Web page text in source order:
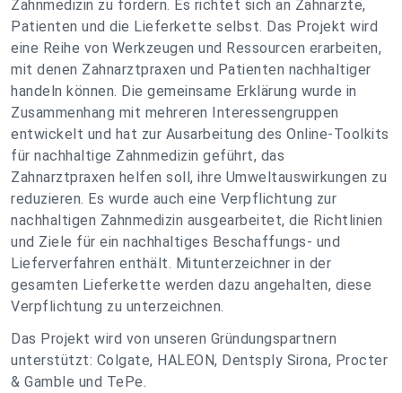
Zahnmedizin zu fördern. Es richtet sich an Zahnärzte,
Patienten und die Lieferkette selbst. Das Projekt wird
eine Reihe von Werkzeugen und Ressourcen erarbeiten,
mit denen Zahnarztpraxen und Patienten nachhaltiger
handeln können. Die gemeinsame Erklärung wurde in
Zusammenhang mit mehreren Interessengruppen
entwickelt und hat zur Ausarbeitung des Online-Toolkits
für nachhaltige Zahnmedizin geführt, das
Zahnarztpraxen helfen soll, ihre Umweltauswirkungen zu
reduzieren. Es wurde auch eine Verpflichtung zur
nachhaltigen Zahnmedizin ausgearbeitet, die Richtlinien
und Ziele für ein nachhaltiges Beschaffungs- und
Lieferverfahren enthält. Mitunterzeichner in der
gesamten Lieferkette werden dazu angehalten, diese
Verpflichtung zu unterzeichnen.
Das Projekt wird von unseren Gründungspartnern
unterstützt: Colgate, HALEON, Dentsply Sirona, Procter
& Gamble und TePe.